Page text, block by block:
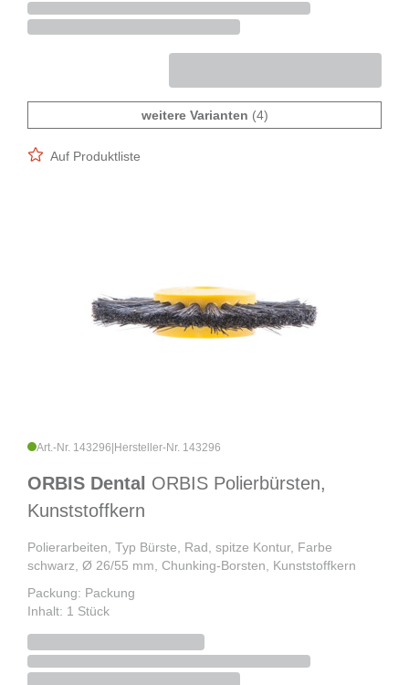
weitere Varianten (4)
Auf Produktliste
Art.-Nr. 143296 Hersteller-Nr. 143296
ORBIS Dental ORBIS Polierbürsten,
Kunststoffkern
Polierarbeiten, Typ Bürste, Rad, spitze Kontur, Farbe
schwarz, Ø 26/55 mm, Chunking-Borsten, Kunststoffkern
Packung: Packung
Inhalt: 1 Stück